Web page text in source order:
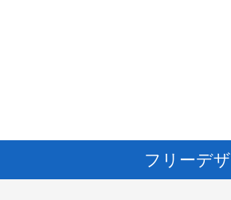
フリーデ